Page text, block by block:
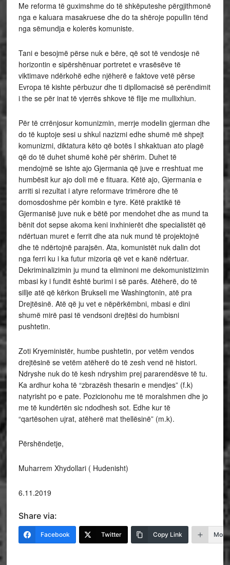
Me reforma të guximshme do të shkëputeshe përgjithmonë
nga e kaluara masakruese dhe do ta shëroje popullin tënd
nga sëmundja e kolerës komuniste.
Tani e besojmë përse nuk e bëre, që sot të vendosje në
horizontin e sipërshënuar portretet e vrasësëve të
viktimave ndërkohë edhe njëherë e faktove vetë përse
Evropa të kishte përbuzur dhe ti dipllomacisë së perëndimit
i the se për inat të vjerrës shkove të flije me mullixhiun.
Për të crrënjosur komunizmin, merrje modelin gjerman dhe
do të kuptoje sesi u shkul nazizmi edhe shumë më shpejt
komunizmi, diktatura këto që botës I shkaktuan ato plagë
që do të duhet shumë kohë për shërim. Duhet të
mendojmë se ishte ajo Gjermania që juve e rreshtuat me
humbësit kur ajo doli më e fituara. Këtë ajo, Gjermania e
arriti si rezultat i atyre reformave trimërore dhe të
domosdoshme për kombin e tyre. Këtë praktikë të
Gjermanisë juve nuk e bëtë por mendohet dhe as mund ta
bënit dot sepse akoma keni inxhinierët dhe specialistët që
ndërtuan muret e ferrit dhe ata nuk mund të projektojnë
dhe të ndërtojnë parajsën. Ata, komunistët nuk dalin dot
nga ferri ku i ka futur mizoria që vet e kanë ndërtuar.
Dekriminalizimin ju mund ta eliminoni me dekomunistizimin
mbasi ky i fundit është burimi i së parës. Atëherë, do të
sillje atë që kërkon Brukseli me Washingtonin, atë pra
Drejtësinë. Atë që ju vet e nëpërkëmbni, mbasi e dini
shumë mirë pasi të vendsoni drejtësi do humbisni
pushtetin.
Zoti Kryeministër, humbe pushtetin, por vetëm vendos
drejtësinë se vetëm atëherë do të zesh vend në histori.
Ndryshe nuk do të kesh ndryshim prej pararendësve të tu.
Ka ardhur koha të “zbrazësh thesarin e mendjes” (f.k)
natyrisht po e pate. Pozicionohu me të moralshmen dhe jo
me të kundërtën sic ndodhesh sot. Edhe kur të
“qartësohen ujrat, atëherë mat thellësinë” (m.k).
Përshëndetje,
Muharrem Xhydollari ( Hudenisht)
6.11.2019
Share via:
Facebook Twitter Copy Link More